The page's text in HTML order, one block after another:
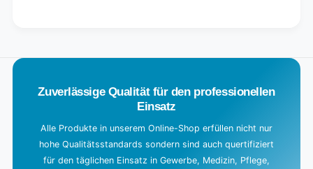
a
Zuverlässige Qualität für den professionellen
Einsatz
Alle Produkte in unserem Online-Shop erfüllen nicht nur
hohe Qualitätsstandards sondern sind auch quertifiziert
für den täglichen Einsatz in Gewerbe, Medizin, Pflege,